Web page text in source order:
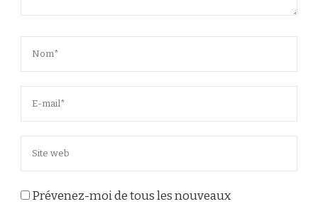
Prévenez-moi de tous les nouveaux